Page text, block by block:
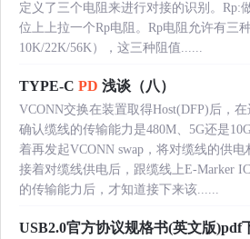
定义了三个电阻来进行对接的识别。Rp:
位上上拉一个Rp电阻。Rp电阻允许有三
10K/22K/56K），这三种阻值......
TYPE-C PD 浅谈（八）
VCONN交换在装置取得Host(DFP)后，
确认缆线的传输能力是480M、5G还是
着再发起VCONN swap，将对缆线的供
接着对缆线供电后，跟缆线上E-Marker
的传输能力后，才知道接下来该......
USB2.0官方协议规格书(英文版)pdf